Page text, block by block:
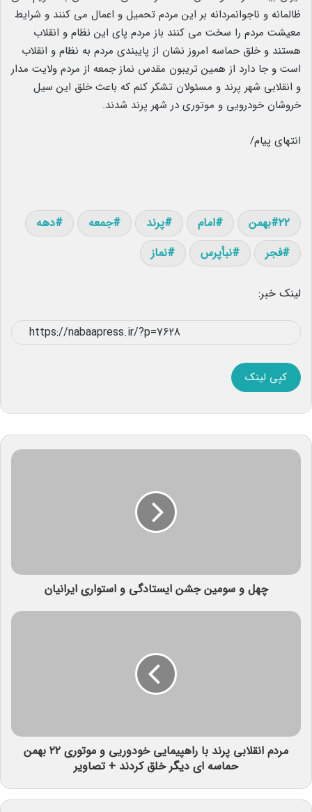
ظالمانه و ناجوانمردانه بر این مردم تحمیل و اعمال می کنند و شرایط
معیشت مردم را سخت می کنند باز مردم پای این نظام و انقلاب
هستند و خلق حماسه امروز نشان از پایبندی مردم به نظام و انقلاب
است و جا دارد از همین تریبون مقدس نماز جمعه از مردم ولایت مدار
و انقلابی شهر پرند و مسئولان تشکر کنم که باعث خلق این سیل
خروشان خودرویی و موتوری در شهر پرند شدند.
انتهای پیام/
۲۲بهمن امام پرند جمعه
دهه
فجر
نبأپرس نماز
لینک خبر:
کپی لینک
چهل و سومین جشن ایستادگی و استواری ایرانیان
مردم انقلابی پرند با راهپیمایی خودوریی و موتوری ۲۲ بهمن
حماسه ای دیگر خلق کردند + تصاویر